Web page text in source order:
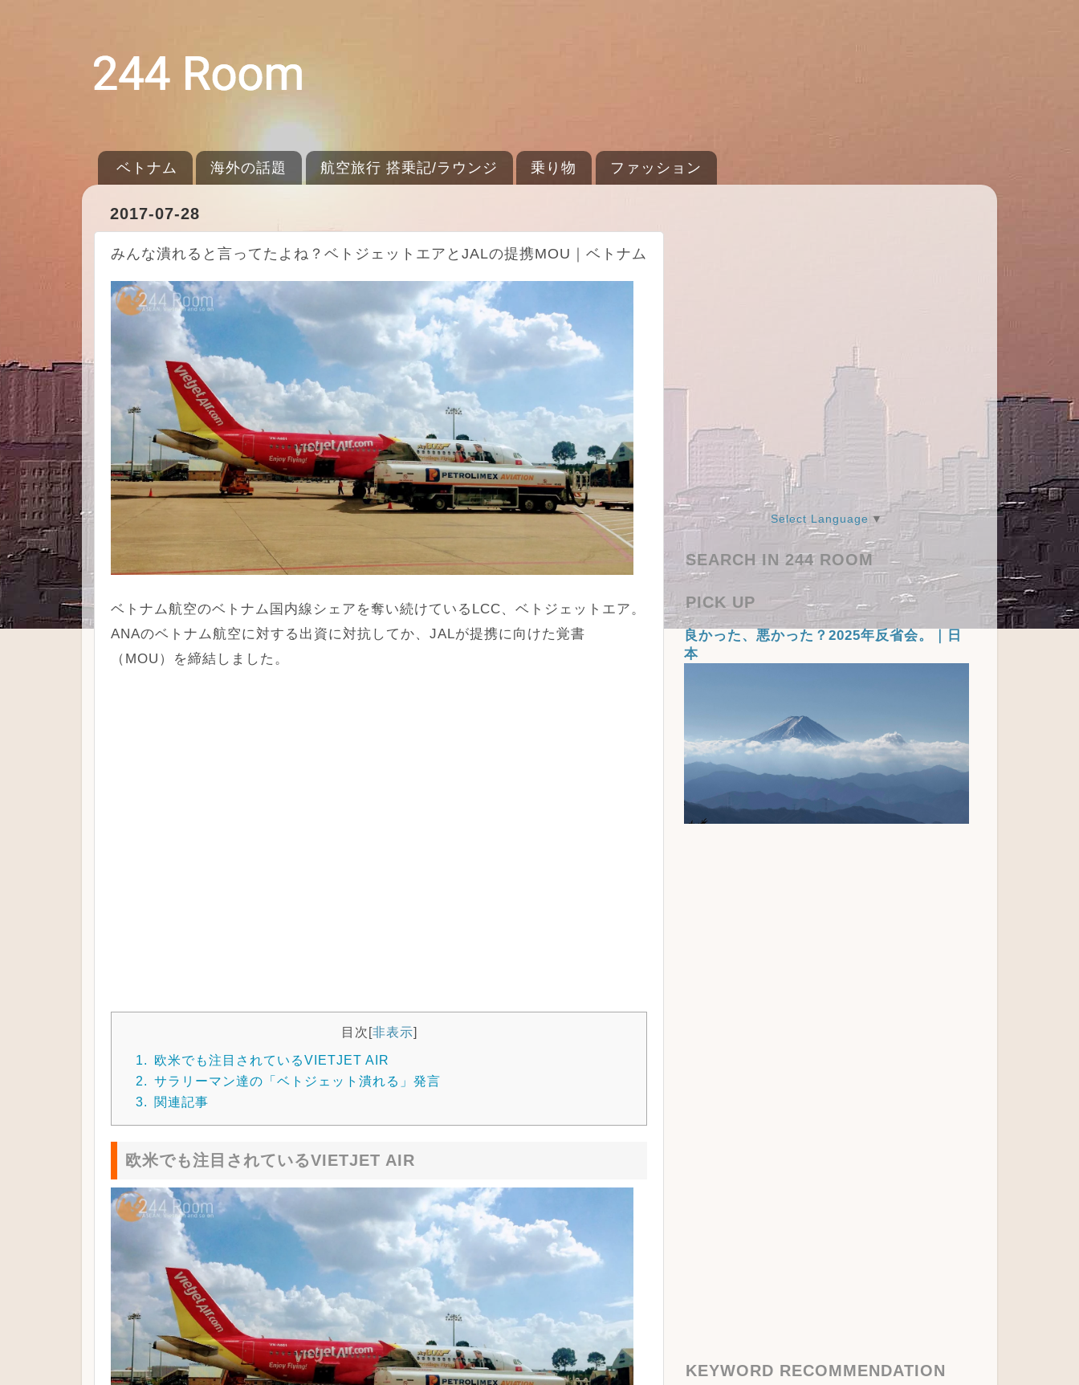
ベトナム 海外の話題 航空旅行 搭乗記/ラウンジ 乗り物 ファッション
2017-07-28
みんな潰れると言ってたよね？ベトジェットエアとJALの提携MOU｜ベトナム
ベトナム航空のベトナム国内線シェアを奪い続けているLCC、ベトジェットエア。
ANAのベトナム航空に対する出資に対抗してか、JALが提携に向けた覚書
（MOU）を締結しました。
目次[非表示]
1.
欧米でも注目されているVIETJET AIR
2.
サラリーマン達の「ベトジェット潰れる」発言
3. 関連記事
欧米でも注目されているVIETJET AIR
Select Language ▼
SEARCH IN 244 ROOM
PICK UP
良かった、悪かった？2025年反省会。｜日
本
KEYWORD RECOMMENDATION